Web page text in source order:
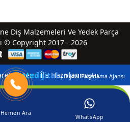
Diş Malzemeleri Ve Yedek Parça
© Copyright 2017 - 2026
Sistemiİle Hazırlanmıştır.
qreatedijital| Dijital Pazarlama Ajansı
Hemen Ara
WhatsApp